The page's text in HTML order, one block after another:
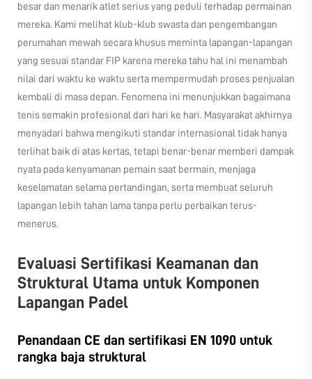
besar dan menarik atlet serius yang peduli terhadap permainan
mereka. Kami melihat klub-klub swasta dan pengembangan
perumahan mewah secara khusus meminta lapangan-lapangan
yang sesuai standar FIP karena mereka tahu hal ini menambah
nilai dari waktu ke waktu serta mempermudah proses penjualan
kembali di masa depan. Fenomena ini menunjukkan bagaimana
tenis semakin profesional dari hari ke hari. Masyarakat akhirnya
menyadari bahwa mengikuti standar internasional tidak hanya
terlihat baik di atas kertas, tetapi benar-benar memberi dampak
nyata pada kenyamanan pemain saat bermain, menjaga
keselamatan selama pertandingan, serta membuat seluruh
lapangan lebih tahan lama tanpa perlu perbaikan terus-
menerus.
Evaluasi Sertifikasi Keamanan dan
Struktural Utama untuk Komponen
Lapangan Padel
Penandaan CE dan sertifikasi EN 1090 untuk
rangka baja struktural